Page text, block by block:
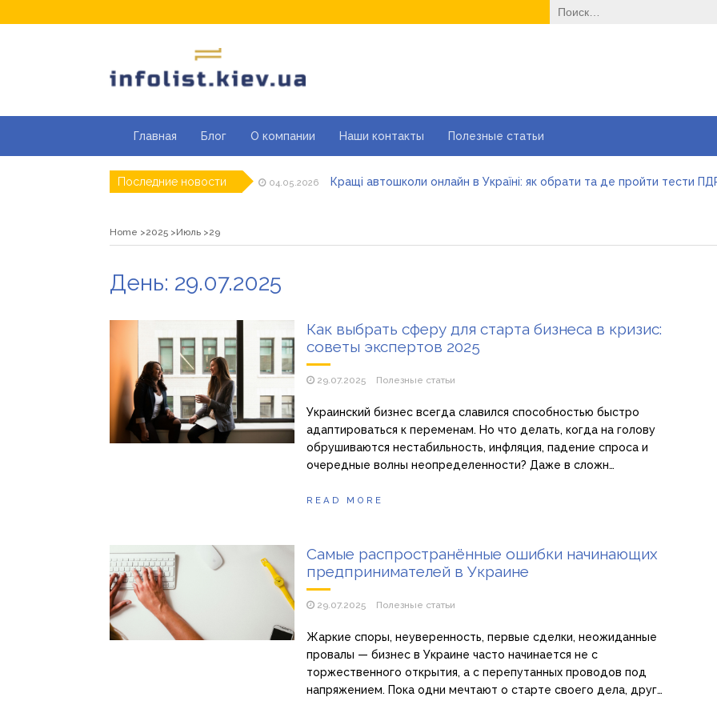
Найти:
Главная Блог О компании Наши контакты Полезные статьи
Последние новости 04.05.2026 Кращі автошколи онлайн в Україні: як обрати та де пройти тести
Home 2025 Июль 29
День: 29.07.2025
Как выбрать сферу для старта бизнеса в кризис:
советы экспертов 2025
29.07.2025 Полезные статьи
Украинский бизнес всегда славился способностью быстро
адаптироваться к переменам. Но что делать, когда на голову
обрушиваются нестабильность, инфляция, падение спроса и
очередные волны неопределенности? Даже в сложн…
READ MORE
Самые распространённые ошибки начинающих
предпринимателей в Украине
29.07.2025 Полезные статьи
Жаркие споры, неуверенность, первые сделки, неожиданные
провалы — бизнес в Украине часто начинается не с
торжественного открытия, а с перепутанных проводов под
напряжением. Пока одни мечтают о старте своего дела, друг…